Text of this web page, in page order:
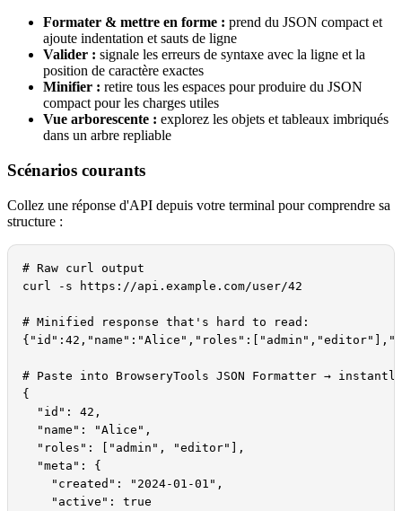
Formater & mettre en forme : prend du JSON compact et
ajoute indentation et sauts de ligne
Valider : signale les erreurs de syntaxe avec la ligne et la
position de caractère exactes
Minifier : retire tous les espaces pour produire du JSON
compact pour les charges utiles
Vue arborescente : explorez les objets et tableaux imbriqués
dans un arbre repliable
Scénarios courants
Collez une réponse d'API depuis votre terminal pour comprendre sa
structure :
# Raw curl output
curl -s https://api.example.com/user/42
# Minified response that's hard to read:
# Paste into BrowseryTools JSON Formatter →
{
  "id": 42,
  "name": "Alice",
  "roles": ["admin", "editor"],
  "meta": {
    "created": "2024-01-01",
    "active": true